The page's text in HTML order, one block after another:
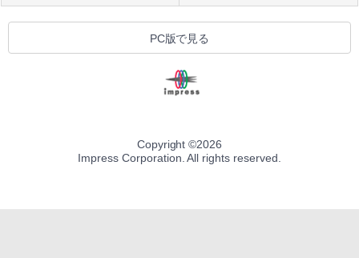
PC版で見る
Copyright ©2026
Impress Corporation. All rights reserved.